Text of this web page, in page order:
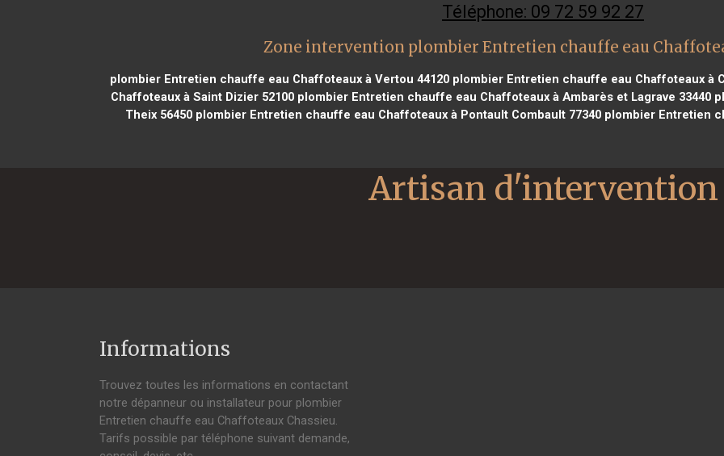
Téléphone: 09 72 59 92 27
Zone intervention plombier Entretien chauffe eau
plombier Entretien chauffe eau Chaffoteaux à Vertou 44120 plombier Entretien chauffe eau Chaffoteaux à
Chaffoteaux à Saint Dizier 52100plombier Entretien chauffe eau Chaffoteaux à Ambarès et Lagrave 33440
Theix 56450plombier Entretien chauffe eau Chaffoteaux à Pontault Combault 77340plombier Entretien
Informations
Trouvez toutes les informations en contactant
notre dépanneur ou installateur pour plombier
Entretien chauffe eau Chaffoteaux Chassieu.
Tarifs possible par téléphone suivant demande,
Artisan d'intervention